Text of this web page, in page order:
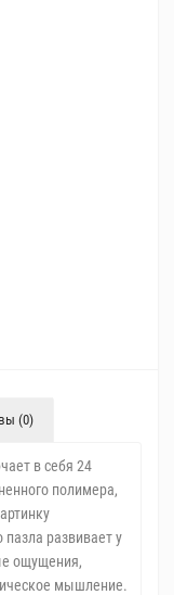
(0)
в себя 24
полимера,
развивает у
ощущения,
мышление.